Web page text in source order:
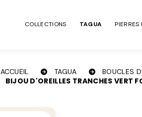
COLLECTIONS TAGUA PIERRES
ACCUEIL TAGUA BOUCLES
BIJOU D'OREILLES TRANCHES VERT